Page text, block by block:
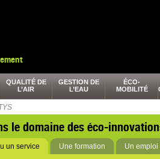
QUALITÉ DE
L’AIR
GESTION DE
L’EAU
ÉCO-
MOBILITÉ
le domaine des éco-
un service Une formation Un emploi